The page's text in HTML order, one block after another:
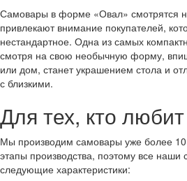
Самовары в форме «Овал» смотрятся
привлекают внимание покупателей,
нестандартное. Одна из самых
смотря на свою необычную форму,
или дом, станет украшением стола и
с близкими.
Для тех, кто
Мы производим самовары уже более 10
этапы производства, поэтому все
следующие характеристики: